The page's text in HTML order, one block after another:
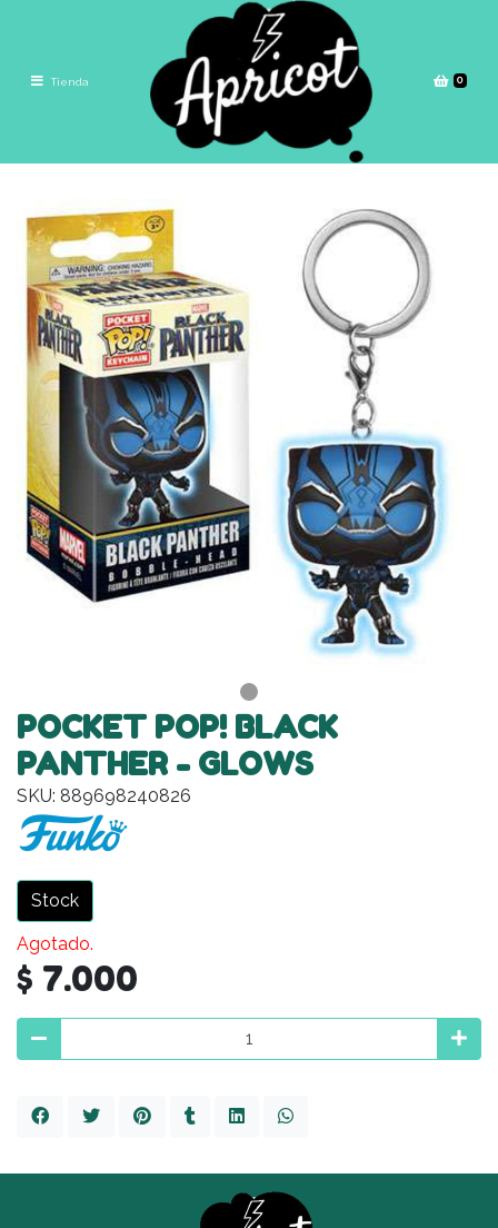
Tienda 0
POCKET POP! BLACK
PANTHER - GLOWS
SKU: 889698240826
Stock
Agotado.
$ 7.000